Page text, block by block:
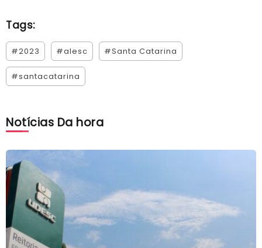
Tags:
#2023 #alesc #Santa Catarina
#santacatarina
Notícias Da hora